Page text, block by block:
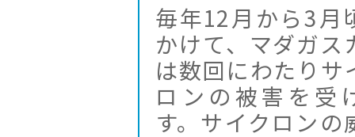
毎年12月から3月
かけて、マダガス
は数回にわたりサ
ロンの被害を受
す。サイクロンの